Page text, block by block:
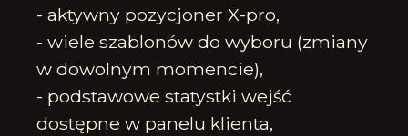
- aktywny pozycjoner X-pro,
- wiele szablonów do wyboru (zmiany
w dowolnym momencie),
- podstawowe statystki wejść
dostępne w panelu klienta,